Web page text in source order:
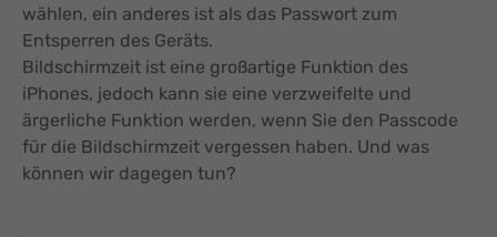
wählen, ein anderes ist als das Passwort zum
Entsperren des Geräts.
Bildschirmzeit ist eine großartige Funktion des
iPhones, jedoch kann sie eine verzweifelte und
ärgerliche Funktion werden, wenn Sie den Passcode
für die Bildschirmzeit vergessen haben. Und was
können wir dagegen tun?